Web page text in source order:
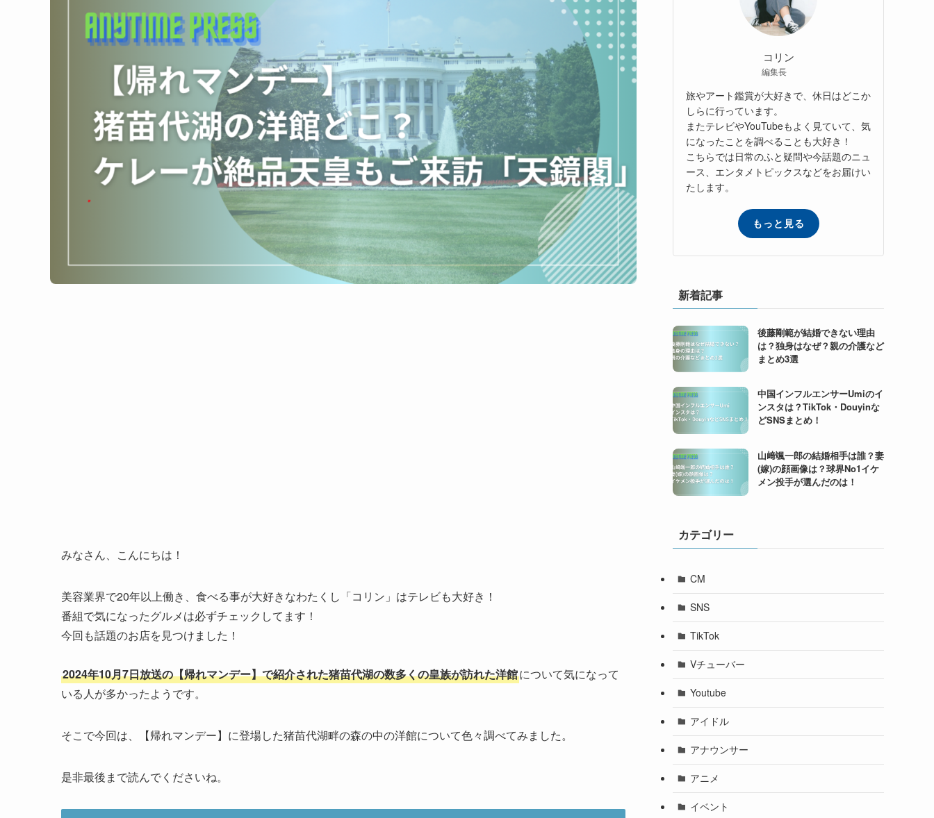
みなさん、こんにちは！
美容業界で20年以上働き、食べる事が大好きなわたくし「コリン」はテレビも大好き！
番組で気になったグルメは必ずチェックしてます！
今回も話題のお店を見つけました！
2024年10月7日放送の【帰れマンデー】で紹介された猪苗代湖の数多くの皇族が訪れた洋館について気になって
いる人が多かったようです。
そこで今回は、【帰れマンデー】に登場した猪苗代湖畔の森の中の洋館について色々調べてみました。
是非最後まで読んでくださいね。
コリン
編集長
旅やアート鑑賞が大好きで、休日はどこか
しらに行っています。
またテレビやYouTubeもよく見ていて、気
になったことを調べることも大好き！
こちらでは日常のふと疑問や今話題のニュ
ース、エンタメトピックスなどをお届けい
たします。
もっと見る
新着記事
後藤剛範が結婚できない理由
は？独身はなぜ？親の介護など
まとめ3選
中国インフルエンサーUmiのイ
ンスタは？TikTok・Douyinな
どSNSまとめ！
山﨑颯一郎の結婚相手は誰？妻
(嫁)の顔画像は？球界No1イケ
メン投手が選んだのは！
カテゴリー
CM
SNS
TikTok
Vチューバー
Youtube
アイドル
アナウンサー
アニメ
イベント